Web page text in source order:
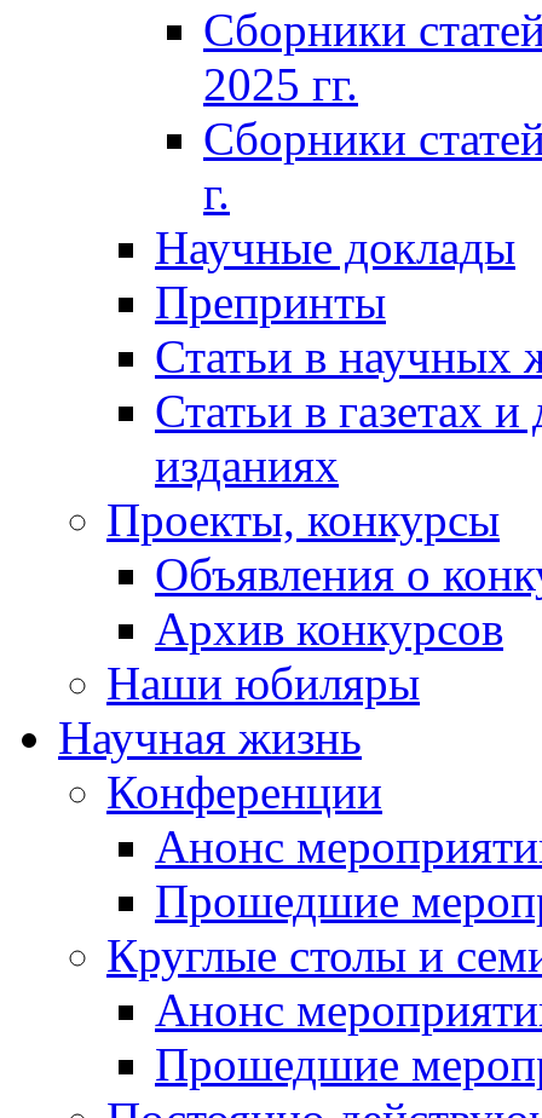
Сборники
2025 гг.
Сборники
г.
Научные доклады
Препринты
Статьи в научных
Статьи в газетах
изданиях
Проекты, конкурсы
Объявления о
Архив конкурсов
Наши юбиляры
Научная жизнь
Конференции
Анонс
Прошедшие
Круглые столы и
Анонс
Прошедшие